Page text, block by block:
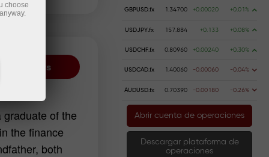
the filter
All authors
of the
the finance
both
GBPUSD.fx 1.34700 +0.00020 +0.01%
USDJPY.fx 157.884 +0.133 +0.08%
USDCHF.fx 0.80960 +0.00240 +0.30%
USDCAD.fx 1.40060 -0.00060 -0.04%
AUDUSD.fx 0.70390 -0.00180 -0.26%
Abrir cuenta de operaciones
Descargar plataforma de
operaciones
choose